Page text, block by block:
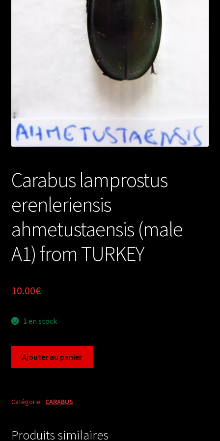
Carabus lamprostus
erenleriensis
ahmetustaensis (male
A1) from TURKEY
10.00€
1 en stock
erenleriensis
A1)
Ajouter au panier
Catégorie : CARABUS
Produits similaires